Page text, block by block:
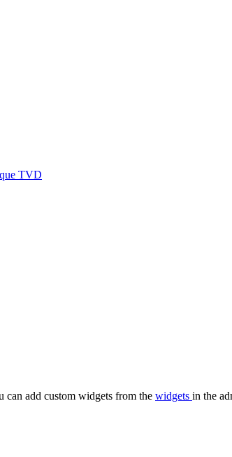
TVD
can add custom widgets from the widgets in the